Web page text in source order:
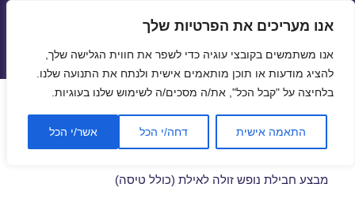
אנו מעריכים את הפרטיות שלך
אנו משתמשים בקובצי עוגיה כדי לשפר את חווית הגלישה שלך,
להציג מודעות או תוכן מותאמים אישית ולנתח את התנועה שלנו.
בלחיצה על "קבל הכל", את/ה מסכים/ה לשימוש שלנו בעוגיות.
התאמה אישית דחה/י הכל אשר/י הכל
תפריטים
ווידג'טים
חבילות נופש לאילת כולל טיסות
20/08/2016
מבצע חבילת נופש זולה לאילת (כולל טיסה)